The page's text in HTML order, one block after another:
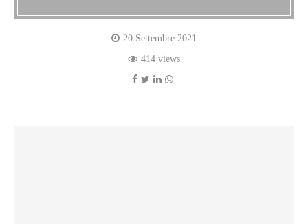
20 Settembre 2021
414 views